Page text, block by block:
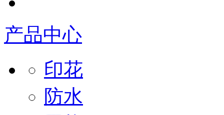
产品中心
印花
防水